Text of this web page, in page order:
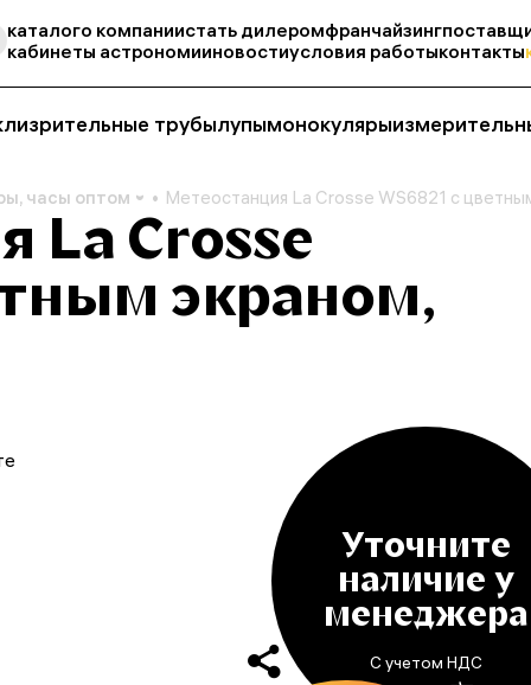
каталого компаниистать дилеромфранчайзинг
кабинеты астрономииновостиусловия работыконтакты
зрительные трубылупымонокуляры
часы оптом Метеостанция La Crosse WS6821 с
La Crosse
экраном,
Уточните
наличие у
менеджера
С учетом НДС